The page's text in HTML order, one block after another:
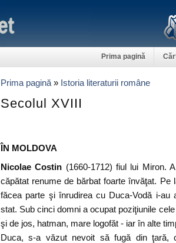
Prima pagină
Prima pagină » Istoria literaturii române
Secolul XVIII
ÎN MOLDOVA
Nicolae Costin (1660-1712) fiul lui Miron.
căpătat renume de bărbat foarte învăţat. Pe
făcea parte şi înrudirea cu Duca-Vodă i-au
stat. Sub cinci domni a ocupat poziţiunile
şi de jos, hatman, mare logofăt - iar în alte
Duca, s-a văzut nevoit să fugă din ţară,